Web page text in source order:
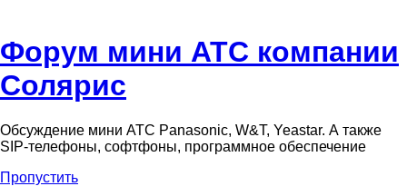
Форум мини АТС компании
Солярис
Обсуждение мини АТС Panasonic, W&T, Yeastar. А также
SIP-телефоны, софтфоны, программное обеспечение
Пропустить